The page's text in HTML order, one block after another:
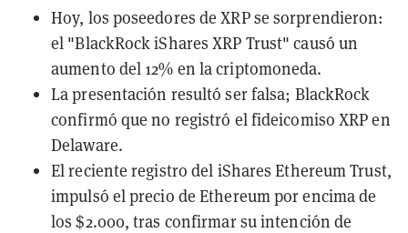
Hoy, los poseedores de XRP se sorprendieron:
el "BlackRock iShares XRP Trust" causó un
aumento del 12% en la criptomoneda.
La presentación resultó ser falsa; BlackRock
confirmó que no registró el fideicomiso XRP en
Delaware.
El reciente registro del iShares Ethereum Trust,
impulsó el precio de Ethereum por encima de
los $2.000, tras confirmar su intención de